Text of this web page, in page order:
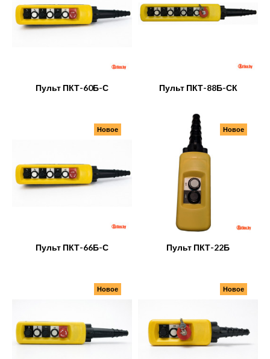
Пульт ПКТ-60Б-С Пульт ПКТ-88Б-СК
Пульт ПКТ-66Б-С
Новое
Пульт ПКТ-22Б
Новое
Новое Новое